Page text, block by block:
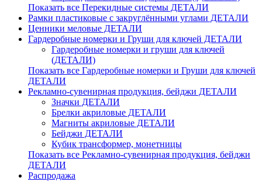
Показать все Перекидные системы ДЕТАЛИ
Рамки пластиковые c закруглёнными углами ДЕТАЛИ
Ценники меловые ДЕТАЛИ
Гардеробные номерки и Груши для ключей ДЕТАЛИ
Гардеробные номерки и груши для ключей
(ДЕТАЛИ)
Показать все Гардеробные номерки и Груши для ключей
ДЕТАЛИ
Рекламно-сувенирная продукция, бейджи ДЕТАЛИ
Значки ДЕТАЛИ
Брелки акриловые ДЕТАЛИ
Магниты акриловые ДЕТАЛИ
Бейджи ДЕТАЛИ
Кубик трансформер, монетницы
Показать все Рекламно-сувенирная продукция, бейджи
ДЕТАЛИ
Распродажа